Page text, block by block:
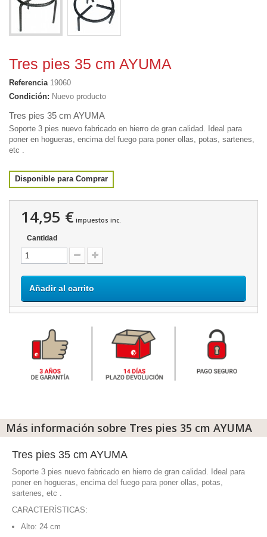
Tres pies 35 cm AYUMA
Referencia 19060
Condición: Nuevo producto
Tres pies 35 cm AYUMA
Soporte 3 pies nuevo fabricado en hierro de gran calidad. Ideal para
poner en hogueras, encima del fuego para poner ollas, potas, sartenes,
etc .
Disponible para Comprar
14,95 € impuestos inc.
Cantidad
Añadir al carrito
Más información sobre Tres pies 35 cm AYUMA
Tres pies 35 cm AYUMA
Soporte 3 pies nuevo fabricado en hierro de gran calidad. Ideal para
poner en hogueras, encima del fuego para poner ollas, potas,
sartenes, etc .
CARACTERÍSTICAS:
Alto: 24 cm